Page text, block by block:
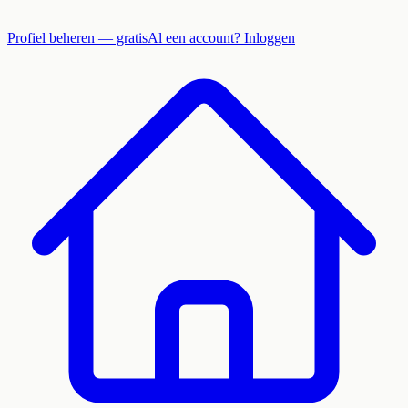
Profiel beheren — gratisAl een account? Inloggen